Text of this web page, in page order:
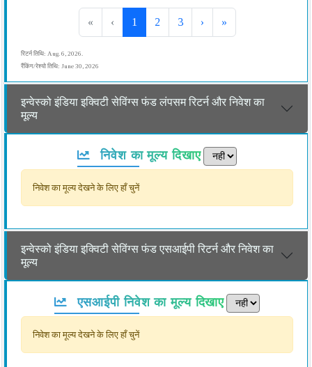
« ‹ 1 2 3 › »
रिटर्न तिथि: Aug. 6, 2026.
रैंकिंग/रेश्यो तिथि: June 30, 2026
इन्वेस्को इंडिया इक्विटी सेविंग्स फंड लंपसम रिटर्न और निवेश का
मूल्य
निवेश का मूल्य दिखाए
निवेश का मूल्य देखने के लिए हाँ चुनें
इन्वेस्को इंडिया इक्विटी सेविंग्स फंड एसआईपी रिटर्न और निवेश का
मूल्य
एसआईपी निवेश का मूल्य दिखाए
निवेश का मूल्य देखने के लिए हाँ चुनें